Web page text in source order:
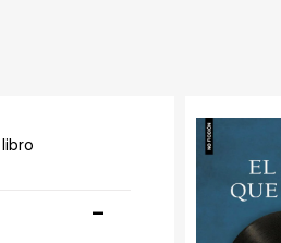
libro